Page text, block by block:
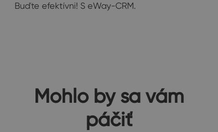
Buďte efektívni! S eWay-CRM.
Mohlo by sa vám
páčiť